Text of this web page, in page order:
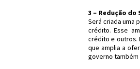
3 – Redução do
Será criada uma
crédito. Esse
crédito e outros.
que amplia a
governo também